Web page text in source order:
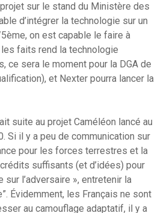
sur le stand du Ministère des
d’intégrer la technologie sur un
on est capable le faire à
les faits rend la technologie
ce sera le moment pour la DGA de
et Nexter pourra lancer la
suite au projet Caméléon lancé au
Si il y a peu de communication sur
pour les forces terrestres et la
suffisants (et d’idées) pour
sur l’adversaire », entretenir la
Évidemment, les Français ne sont
au camouflage adaptatif, il y a